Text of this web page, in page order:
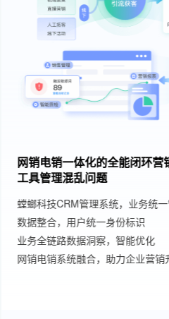
网销电销一体化的全能闭环
工具管理混乱问题
螳螂科技CRM管理系统，业务统
数据整合，用户统一身份标识
业务全链路数据洞察，智能优化
网销电销系统融合，助力企业营销